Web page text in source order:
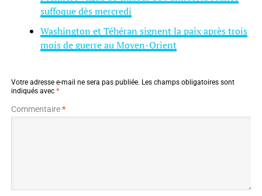
suffoque dès mercredi
Washington et Téhéran signent la paix après trois
mois de guerre au Moyen-Orient
Votre adresse e-mail ne sera pas publiée. Les champs obligatoires sont
indiqués avec *
Commentaire*